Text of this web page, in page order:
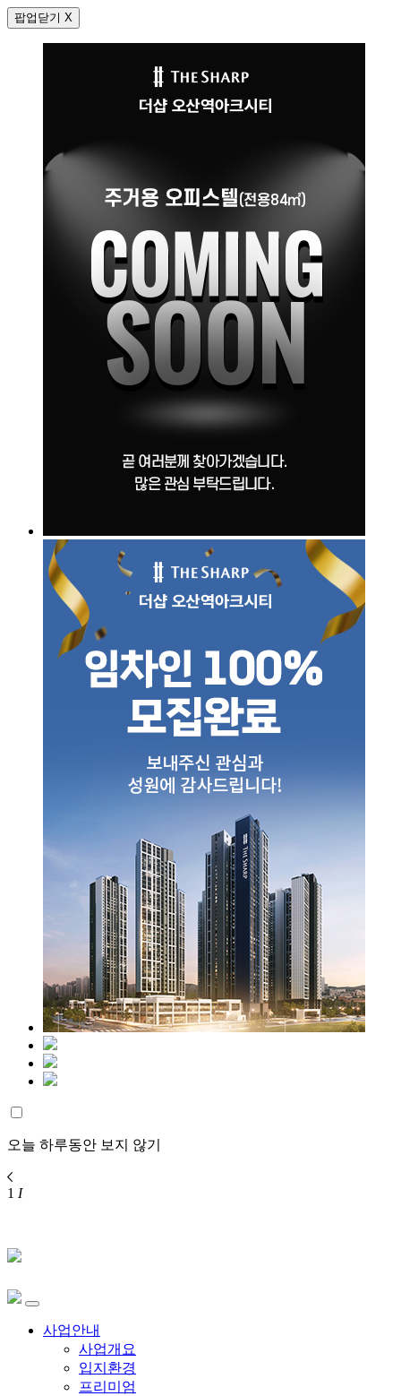
팝업닫기 X
오늘 하루동안 보지 않기
1 I
사업안내
사업개요
입지환경
프리미엄